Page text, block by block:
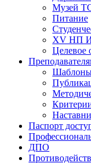
Музей
Питание
XV НП
Целевое
Шаблоны
Паспорт
ДПО